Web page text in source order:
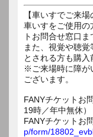
【車いすでご来場
車いすをご使用の
トお問合せ窓口ま
また、視覚や聴
とされる方も購入
※ご来場時に障が
ございます。
FANYチケットお
19時／年中無休）
FANYチケットお
p/form/